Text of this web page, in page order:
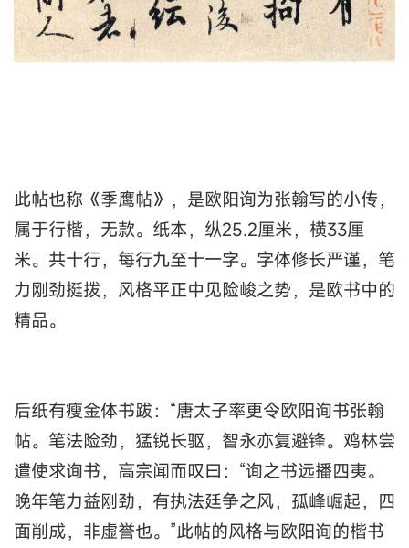
此帖也称《季鹰帖》，是欧阳询为张翰写的小传，
属于行楷，无款。纸本，纵25.2厘米，横33厘
米。共十行，每行九至十一字。字体修长严谨，笔
力刚劲挺拨，风格平正中见险峻之势，是欧书中的
精品。
后纸有瘦金体书跋：“唐太子率更令欧阳询书张翰
帖。笔法险劲，猛锐长驱，智永亦复避锋。鸡林尝
遣使求询书，高宗闻而叹曰：“询之书远播四夷。
晚年笔力益刚劲，有执法廷争之风，孤峰崛起，四
面削成，非虚誉也。”此帖的风格与欧阳询的楷书